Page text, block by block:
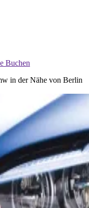
Buchen
in der Nähe von Berlin